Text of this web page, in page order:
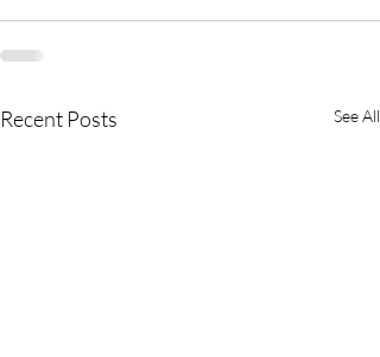
Recent Posts See All